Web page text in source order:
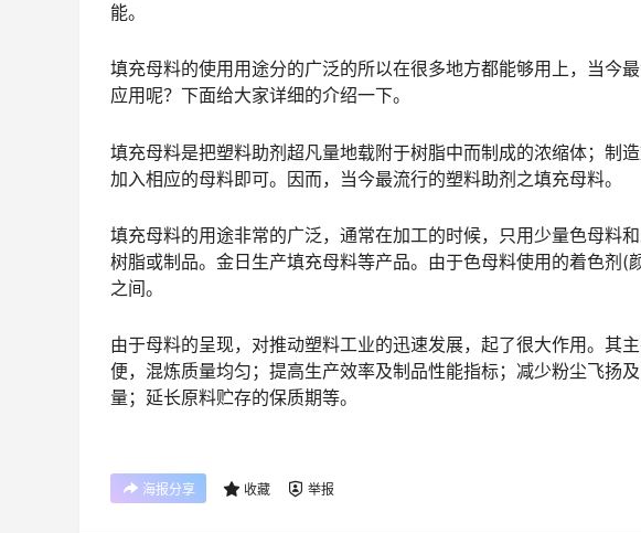
能。
填充母料的使用用途分的广泛的所以在很多地方都能够用上，当今
应用呢？下面给大家详细的介绍一下。
填充母料是把塑料助剂超凡量地载附于树脂中而制成的浓缩体；制
加入相应的母料即可。因而，当今最流行的塑料助剂之填充母料。
填充母料的用途非常的广泛，通常在加工的时候，只用少量色母料
树脂或制品。金日生产填充母料等产品。由于色母料使用的着色剂
之间。
由于母料的呈现，对推动塑料工业的迅速发展，起了很大作用。其
便，混炼质量均匀；提高生产效率及制品性能指标；减少粉尘飞扬
量；延长原料贮存的保质期等。
海报分享 收藏 举报